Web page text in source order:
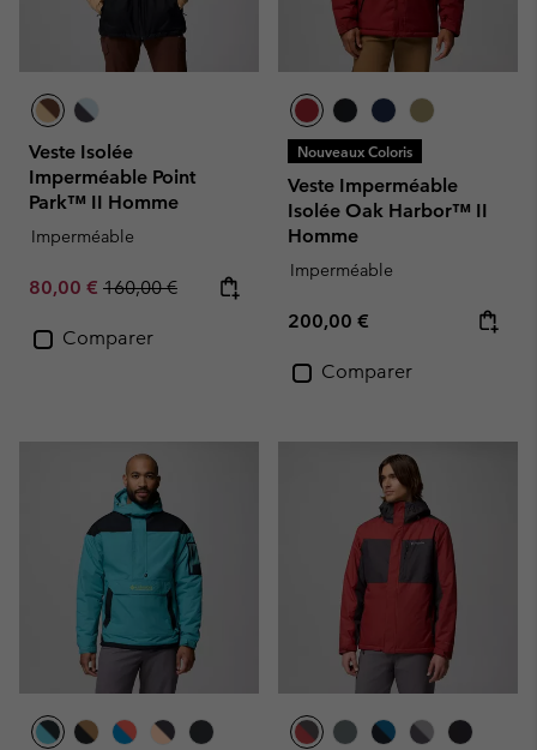
Veste Isolée
Imperméable Point
Park™ II Homme
Imperméable
Sale price:
80,00 € Regular price:
160,00 €
Comparer
Nouveaux Coloris
Veste Imperméable
Isolée Oak Harbor™ II
Homme
Imperméable
Regular price:
200,00 €
Comparer